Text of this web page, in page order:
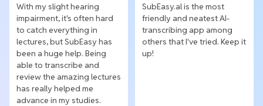
With my slight hearing
impairment, it's often hard
to catch everything in
lectures, but SubEasy has
been a huge help. Being
able to transcribe and
review the amazing lectures
has really helped me
advance in my studies.
SubEasy.al is the most
friendly and neatest AI-
transcribing app among
others that I've tried. Keep it
up!